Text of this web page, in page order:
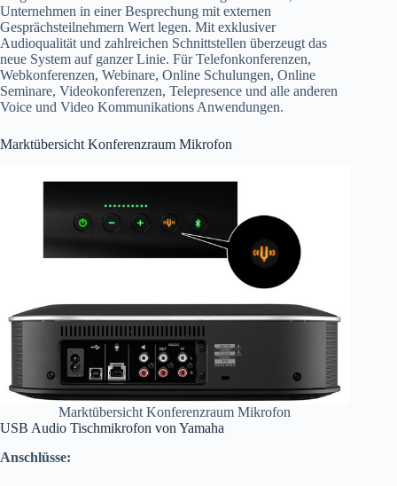
Unternehmen in einer Besprechung mit externen
Gesprächsteilnehmern Wert legen. Mit exklusiver
Audioqualität und zahlreichen Schnittstellen überzeugt das
neue System auf ganzer Linie. Für Telefonkonferenzen,
Webkonferenzen, Webinare, Online Schulungen, Online
Seminare, Videokonferenzen, Telepresence und alle anderen
Voice und Video Kommunikations Anwendungen.
Marktübersicht Konferenzraum Mikrofon
Marktübersicht Konferenzraum Mikrofon
USB Audio Tischmikrofon von Yamaha
Anschlüsse: